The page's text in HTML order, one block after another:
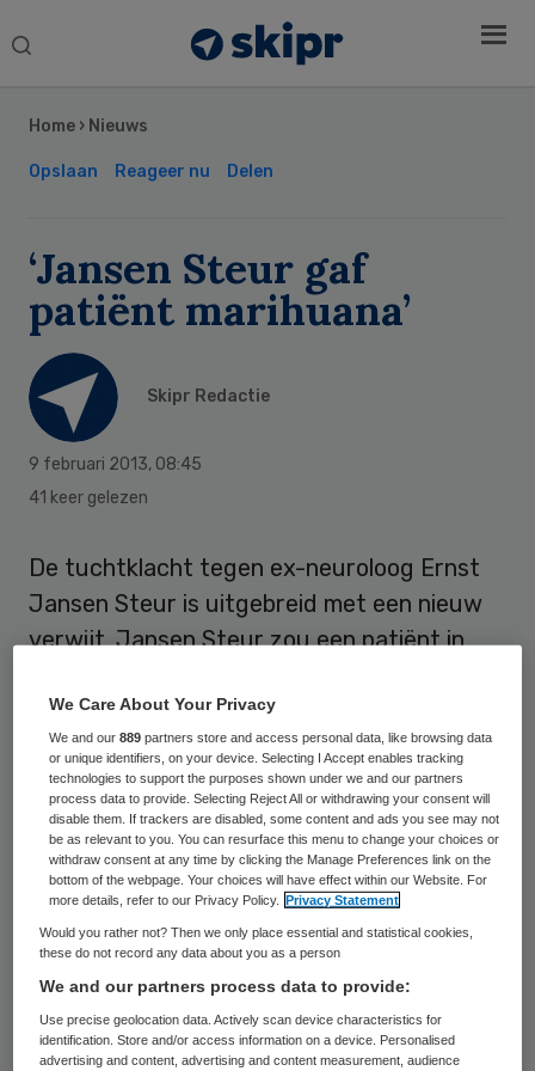
Search
Home › Nieuws
Opslaan Reageer nu Delen
‘Jansen Steur gaf
patiënt marihuana’
Skipr Redactie
9 februari 2013, 08:45
41 keer gelezen
De tuchtklacht tegen ex-neuroloog Ernst
Jansen Steur is uitgebreid met een nieuw
verwijt. Jansen Steur zou een patiënt in
aangeboden. Vervolgens zou de arts zijn
patiënt voor verdere verstrekking hebben
verwezen naar een bekende in het
drugscircuit. Dat meldt letselschade-
expert Yme Drost zaterdag op zijn website.
Drost diende vorige week namens vijf
klagers een klacht in tegen Jansen Steur bij
het Tuchtcollege. De tuchtrechter is
gevraagd om Jansen Steur de zwaarst
mogelijke maatregel op te leggen, namelijk
Sidebar
We Care About Your Privacy
We and our889 partners store and access personal data, like browsing data
or unique identifiers, on your device. Selecting I Accept enables tracking
technologies to support the purposes shown under we and our partners
process data to provide. Selecting Reject All or withdrawing your consent will
disable them. If trackers are disabled, some content and ads you see may not
be as relevant to you. You can resurface this menu to change your choices or
withdraw consent at any time by clicking the Manage Preferences link on the
bottom of the webpage. Your choices will have effect within our Website. For
more details, refer to our Privacy Policy.
Privacy Statement
Would you rather not? Then we only place essential and statistical cookies,
these do not record any data about you as a person
We and our partners process data to provide:
Use precise geolocation data. Actively scan device characteristics for
identification. Store and/or access information on a device. Personalised
advertising and content, advertising and content measurement, audience